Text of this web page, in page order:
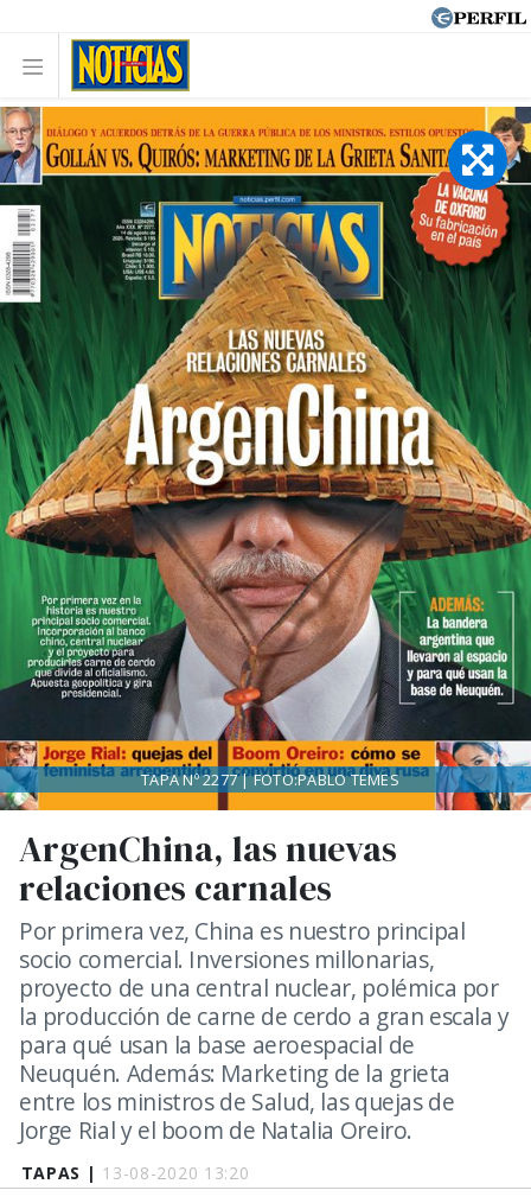
TAPAS | 13-08-2020 13:20
ArgenChina, las nuevas
relaciones carnales
Por primera vez, China es nuestro principal
socio comercial. Inversiones millonarias,
proyecto de una central nuclear, polémica por
la producción de carne de cerdo a gran escala y
para qué usan la base aeroespacial de
Neuquén. Además: Marketing de la grieta
entre los ministros de Salud, las quejas de
Jorge Rial y el boom de Natalia Oreiro.
TAPA Nº 2277 | FOTO:PABLO TEMES